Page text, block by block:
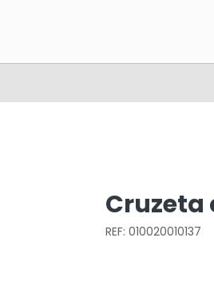
Cruzeta
REF: 010020010137